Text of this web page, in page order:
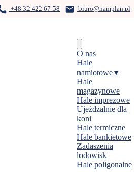
+48 32 422 67 58 biuro@namplan.pl
O nas
Hale
namiotowe
Hale
magazynowe
Hale imprezowe
Ujeżdżalnie dla
koni
Hale termiczne
Hale bankietowe
Zadaszenia
lodowisk
Hale poligonalne